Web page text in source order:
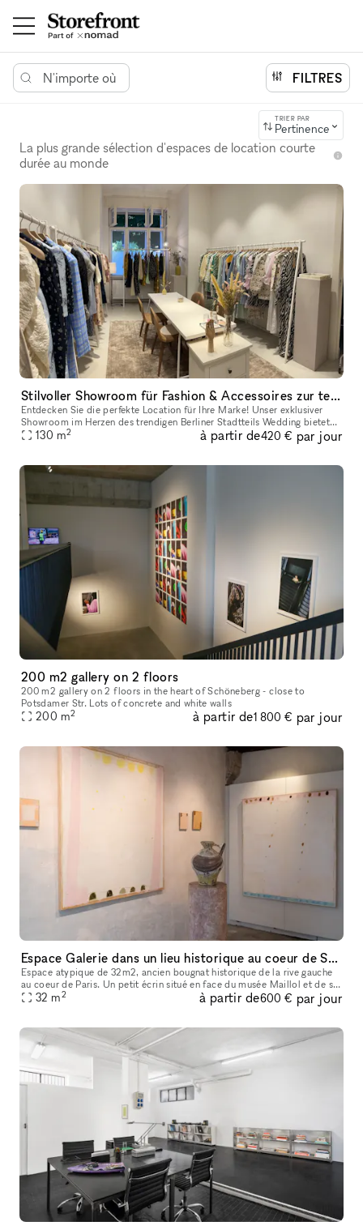
N'importe où FILTRES
TRIER PAR
Pertinence
La plus grande sélection d'espaces de location courte
durée au monde
Stilvoller Showroom für Fashion & Accessoires zur temporären Vermietung Berlin Wedding – 130 m² – Erdgeschoss – barrierefrei erreichbar
Entdecken Sie die perfekte Location für Ihre Marke! Unser exklusiver
Showroom im Herzen des trendigen Berliner Stadtteils Wedding bietet
Ihnen 130 m² Präsentationsfläche, ideal für Mode und Accessoi
130 m2 à partir de420 € par jour
200 m2 gallery on 2 floors
200 m2 gallery on 2 floors in the heart of Schöneberg - close to
Potsdamer Str. Lots of concrete and white walls
200 m2 à partir de1 800 € par jour
Espace Galerie dans un lieu historique au coeur de Saint-Germain-des-Prés
Espace atypique de 32m2, ancien bougnat historique de la rive gauche
au coeur de Paris. Un petit écrin situé en face du musée Maillol et de sa
sublime fontaine. Matériaux anciens, tomettes au sol et
32 m2 à partir de600 € par jour